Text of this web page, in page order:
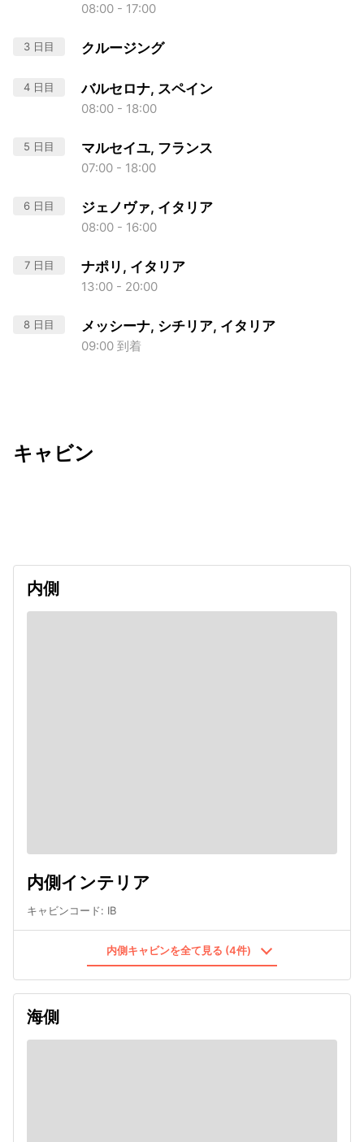
08:00 - 17:00
3 日目 クルージング
4 日目 バルセロナ, スペイン
08:00 - 18:00
5 日目 マルセイユ, フランス
07:00 - 18:00
6 日目 ジェノヴァ, イタリア
08:00 - 16:00
7 日目 ナポリ, イタリア
13:00 - 20:00
8 日目 メッシーナ, シチリア, イタリア
09:00 到着
キャビン
内側
内側インテリア
キャビンコード: IB
内側キャビンを全て見る (4件)
海側